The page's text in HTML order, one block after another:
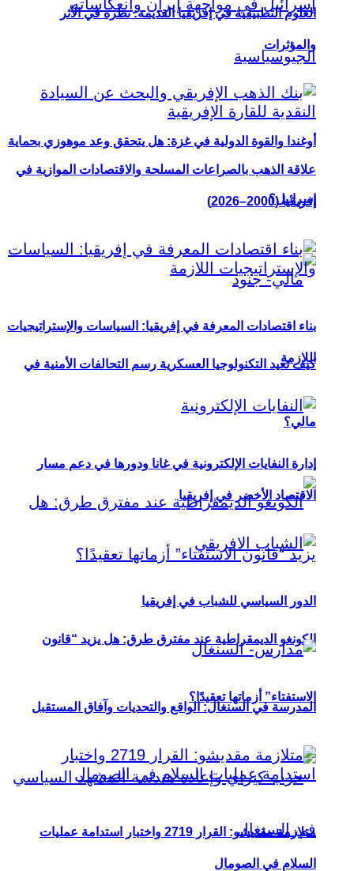
أوغندا والقوة الدولية في غزة: هل يتحقق وعد موهوزي بحماية
إسرائيل؟
كيف تعيد التكنولوجيا العسكرية رسم التحالفات الأمنية في
مالي؟
الكونغو الديمقراطية عند مفترق طرق: هل يزيد “قانون
الاستفتاء” أزماتها تعقيدًا؟
العلوم التطبيقية في إفريقيا القديمة: نظرة في الأثر
والمؤثرات
علاقة الذهب بالصراعات المسلحة والاقتصادات الموازية في
إفريقيا (2000–2026)
بناء اقتصادات المعرفة في إفريقيا: السياسات والإستراتيجيات
اللازمة
إدارة النفايات الإلكترونية في غانا ودورها في دعم مسار
الاقتصاد الأخضر في إفريقيا
الدور السياسي للشباب في إفريقيا
المدرسة في السنغال: الواقع والتحديات وآفاق المستقبل
متلازمة مقديشو: القرار 2719 واختبار استدامة عمليات
السلام في الصومال